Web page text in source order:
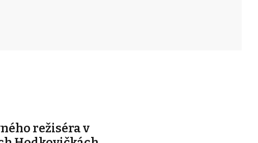
režiséra v